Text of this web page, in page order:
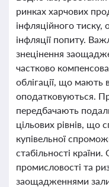
ринках харчових
інфляційного тиску,
інфляції попиту.
знецінення
частково
облігації, що мають
оподатковуються.
передбачають
цільових рівнів, що
купівельної
стабільності
промисловості та
заощадженнями